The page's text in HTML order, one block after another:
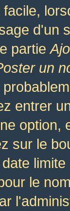
d'un
partie
un
entrer
option,
sur le
le